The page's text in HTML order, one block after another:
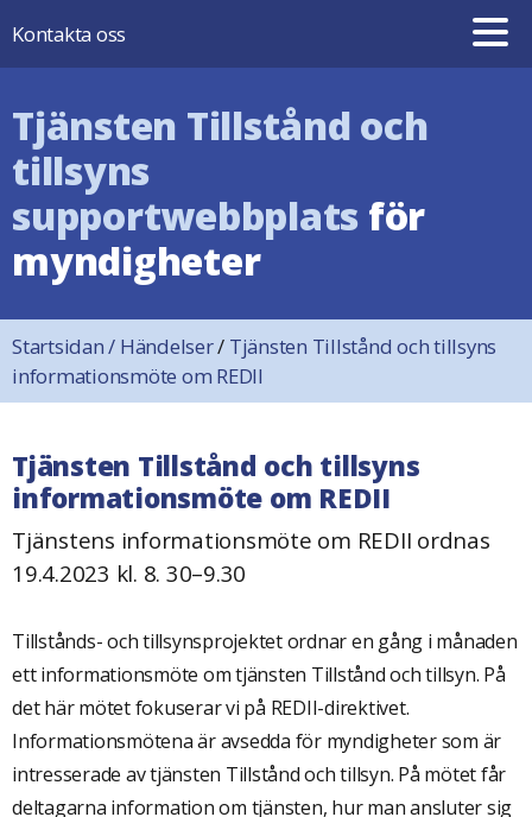
Kontakta oss
Tjänsten Tillstånd och
tillsyns
supportwebbplats för
myndigheter
Startsidan/ Händelser/ Tjänsten Tillstånd och tillsyns
informationsmöte om REDII
Tjänsten Tillstånd och tillsyns
informationsmöte om REDII
Tjänstens informationsmöte om REDII ordnas
19.4.2023 kl. 8. 30–9.30
Tillstånds- och tillsynsprojektet ordnar en gång i månaden
ett informationsmöte om tjänsten Tillstånd och tillsyn. På
det här mötet fokuserar vi på REDII-direktivet.
Informationsmötena är avsedda för myndigheter som är
intresserade av tjänsten Tillstånd och tillsyn. På mötet får
deltagarna information om tjänsten, hur man ansluter sig